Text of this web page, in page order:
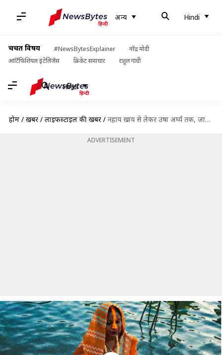
अन्य Hindi
चर्चित विषय #NewsBytesExplainer
नरेंद्र मोदी
आर्टिफिशियल इंटेलिजेंस
क्रिकेट समाचार राहुल गांधी
Hindi
होम / खबरें / लाइफस्टाइल की खबरें / नहाय खाय से लेकर उषा अर्घ्य तक, जानिए छठ के 4 दिनों का महत्व
ADVERTISEMENT